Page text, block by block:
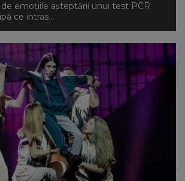
de emoțiile așteptării unui test PCR
ce intras...